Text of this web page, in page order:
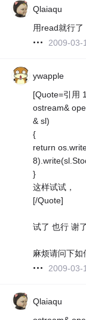
Qlaiaqu
用read就行
2009-03-
ywapple
[Quote=引用
ostream&
& sl)
{
return
}
这样试试，
[/Quote]
试了 也行 谢
麻烦请问下如
2009-03-
Qlaiaqu